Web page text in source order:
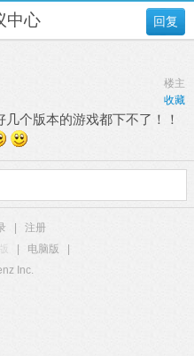
回复
中心
楼主
收藏
个版本的游戏都下不了！！
注册
电脑版
Inc.